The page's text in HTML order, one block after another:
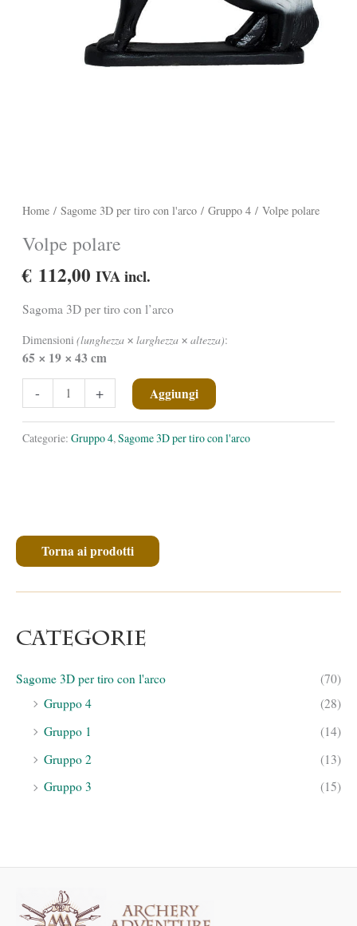
Torna ai prodotti
Categorie
Sagome 3D per tiro con l'arco
(70)
Gruppo 4
(28)
Gruppo 1
(14)
Gruppo 2
(13)
Gruppo 3
(15)
Home/ Sagome 3D per tiro con l'arco/ Gruppo 4/ Volpe polare
Volpe polare
€ 112,00 IVA incl.
Sagoma 3D per tiro con l’arco
Dimensioni (lunghezza ✕ larghezza ✕ altezza):
65 ✕ 19 ✕ 43 cm
-
polare
+ Aggiungi
Categorie: Gruppo 4,Sagome 3D per tiro con l'arco